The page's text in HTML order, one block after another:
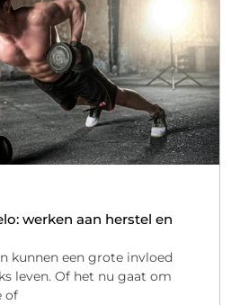
werken aan herstel en
kunnen een grote invloed
leven. Of het nu gaat om
of